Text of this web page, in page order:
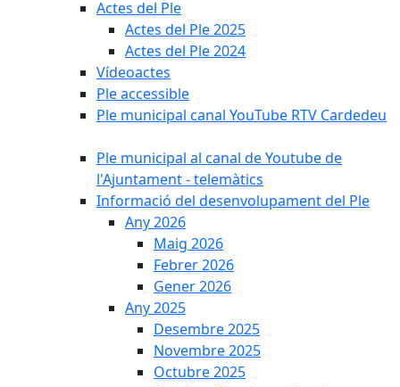
Actes del Ple
Actes del Ple 2025
Actes del Ple 2024
Vídeoactes
Ple accessible
Ple municipal canal YouTube RTV Cardedeu
Ple municipal al canal de Youtube de
l'Ajuntament - telemàtics
Informació del desenvolupament del Ple
Any 2026
Maig 2026
Febrer 2026
Gener 2026
Any 2025
Desembre 2025
Novembre 2025
Octubre 2025